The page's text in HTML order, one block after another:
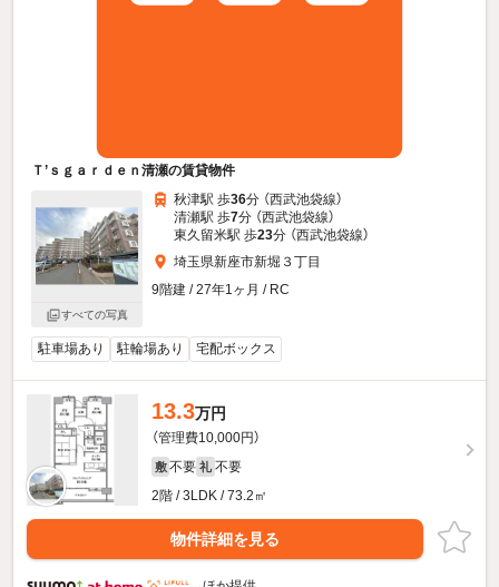
Ｔ’ｓｇａｒｄｅｎ清瀬の賃貸物件
すべての写真
秋津駅 歩36分 （西武池袋線）
清瀬駅 歩7分 （西武池袋線）
東久留米駅 歩23分 （西武池袋線）
埼玉県新座市新堀３丁目
9階建 / 27年1ヶ月 / RC
駐車場あり 駐輪場あり 宅配ボックス
13.3万円
（管理費10,000円）
敷 不要 礼 不要
2階 / 3LDK / 73.2㎡
物件詳細を見る